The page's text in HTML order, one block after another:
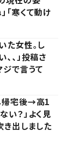
「寒くて動け
た女性。し
、」投稿さ
で言うて
帰宅後→高1
い？」よく見
出しました